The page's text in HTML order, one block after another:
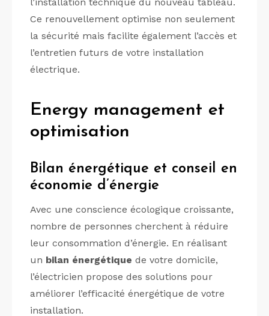
Ce renouvellement optimise non seulement
la sécurité mais facilite également l’accès et
l’entretien futurs de votre installation
électrique.
Energy management et
optimisation
Bilan énergétique et conseil en
économie d’énergie
Avec une conscience écologique croissante,
nombre de personnes cherchent à réduire
leur consommation d’énergie. En réalisant
un bilan énergétique de votre domicile,
l’électricien propose des solutions pour
améliorer l’efficacité énergétique de votre
installation.